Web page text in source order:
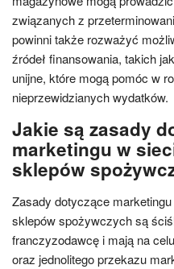
związanych z
powinni także rozważyć
źródeł finansowania, takich
unijne, które mogą pomóc w
nieprzewidzianych wydatków.
Jakie są zasady
marketingu w
sklepów
Zasady dotyczące
sklepów spożywczych są
franczyzodawcę i mają na
oraz jednolitego przekazu